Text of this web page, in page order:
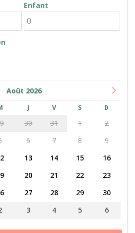
Enfant
Août 2026
J V S D
30 31 1
2
6 7 8
9
13 14 15
16
20 21 22
23
27 28 29
30
3 4 5 6